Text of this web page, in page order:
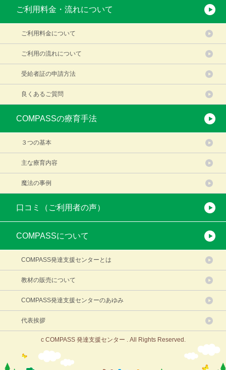
ご利用料金・流れについて
ご利用料金について
ご利用の流れについて
受給者証の申請方法
良くあるご質問
COMPASSの療育手法
３つの基本
主な療育内容
魔法の事例
口コミ（ご利用者の声）
COMPASSについて
COMPASS発達支援センターとは
教材の販売について
COMPASS発達支援センターのあゆみ
代表挨拶
c COMPASS 発達支援センター . All Rights Reserved.